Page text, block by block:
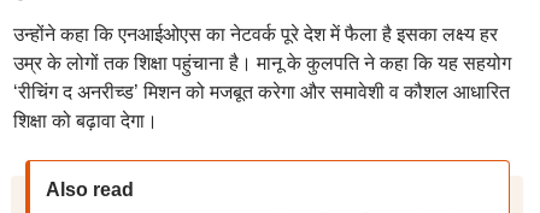
उन्होंने कहा कि एनआईओएस का नेटवर्क पूरे देश में फैला है इसका लक्ष्य हर
उम्र के लोगों तक शिक्षा पहुंचाना है। मानू के कुलपति ने कहा कि यह सहयोग
‘रीचिंग द अनरीच्ड’ मिशन को मजबूत करेगा और समावेशी व कौशल आधारित
शिक्षा को बढ़ावा देगा।
Also read